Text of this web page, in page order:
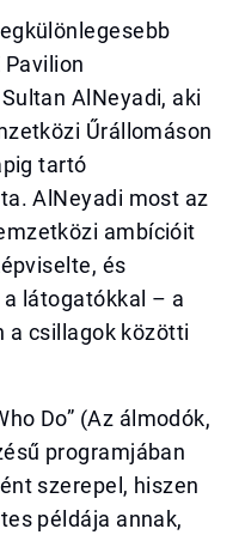
AlNeyadi, aki
Űrállomáson
tartó
AlNeyadi most az
ambícióit
és
látogatókkal – a
a csillagok közötti
Do” (Az álmodók,
programjában
szerepel, hiszen
példája annak,